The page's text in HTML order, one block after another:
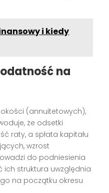
i kiedy
na
(annuitetowych),
że odsetki
raty, a spłata kapitału
wzrost
do podniesienia
ich struktura uwzględnia
na początku okresu